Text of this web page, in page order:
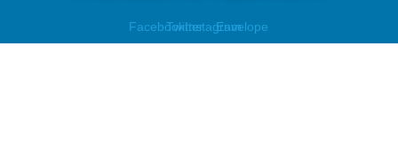
FacebookTwitterInstagramEnvelope